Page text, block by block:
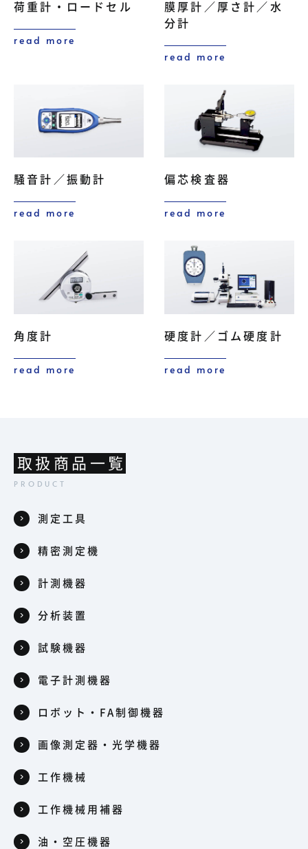
荷重計・ロードセル
read more
膜厚計／厚さ計／水
分計
read more
騒音計／振動計
read more
偏芯検査器
read more
角度計
read more
硬度計／ゴム硬度計
read more
取扱商品一覧
測定工具
精密測定機
計測機器
分析装置
試験機器
電子計測機器
ロボット・FA制御機器
画像測定器・光学機器
工作機械
工作機械用補器
油・空圧機器